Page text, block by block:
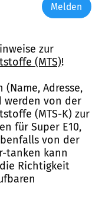
Melden
zur
(MTS)!
Adresse,
werden von der
(MTS-K) zur
für Super E10,
von der
tanken kann
Richtigkeit